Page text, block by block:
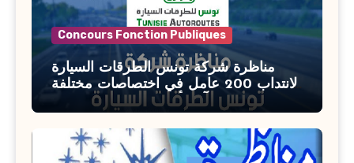
Concours Fonction Publiques
مناظرة شركة تونس الطرقات السيارة
لانتداب 200 عامل في اختصاصات مختلفة
آخر أجل : 21 جويلية 2026